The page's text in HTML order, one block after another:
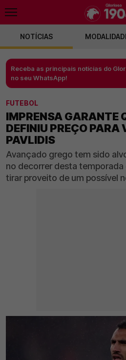
NOTÍCIAS
Receba as principais notícias do
no seu WhatsApp!
FUTEBOL
IMPRENSA GARANTE
DEFINIU PREÇO PARA
PAVLIDIS
Avançado grego tem sido
no decorrer desta temporada
tirar proveito de um possível